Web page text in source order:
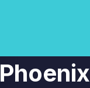
Phoenix